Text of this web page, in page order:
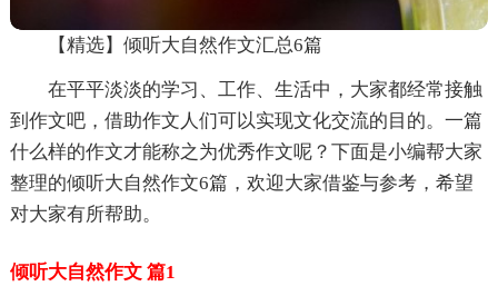
【精选】倾听大自然作文汇总6篇
在平平淡淡的学习、工作、生活中，大家都经常接触
到作文吧，借助作文人们可以实现文化交流的目的。一篇
什么样的作文才能称之为优秀作文呢？下面是小编帮大家
整理的倾听大自然作文6篇，欢迎大家借鉴与参考，希望
对大家有所帮助。
倾听大自然作文 篇1